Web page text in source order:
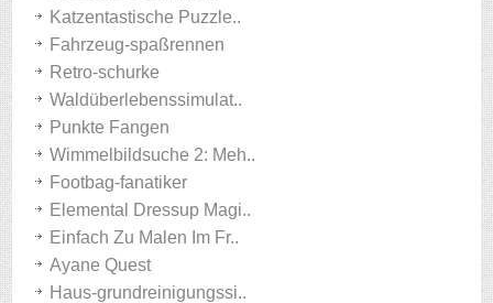
Katzentastische Puzzle..
Fahrzeug-spaßrennen
Retro-schurke
Waldüberlebenssimulat..
Punkte Fangen
Wimmelbildsuche 2: Meh..
Footbag-fanatiker
Elemental Dressup Magi..
Einfach Zu Malen Im Fr..
Ayane Quest
Haus-grundreinigungssi..